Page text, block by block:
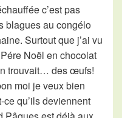
c’est pas
blagues au congélo
Surtout que j’ai vu
Noël en chocolat
trouvait… des œufs!
moi je veux bien
qu’ils deviennent